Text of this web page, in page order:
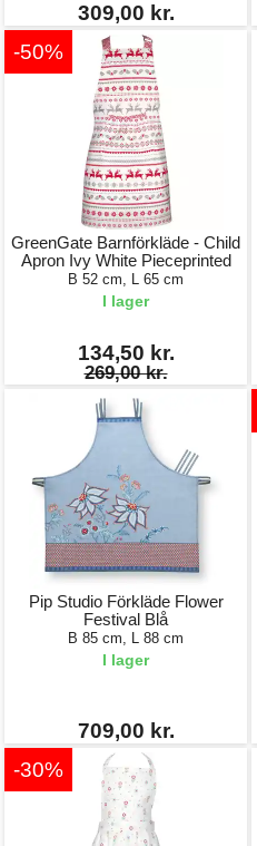
309,00 kr.
-50%
GreenGate Barnförkläde - Child
Apron Ivy White Pieceprinted
B 52 cm, L 65 cm
I lager
134,50 kr.
269,00 kr.
Pip Studio Förkläde Flower
Festival Blå
B 85 cm, L 88 cm
I lager
709,00 kr.
-30%